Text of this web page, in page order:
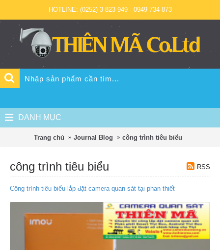
HOTLINE: (0252) 3 823 949 - 0949 734 873
DANH MỤC
Trang chủ Journal Blog công trình tiêu biểu
công trình tiêu biểu RSS
Công trình tiêu biểu lắp đặt camera quan sát tại phan thiết